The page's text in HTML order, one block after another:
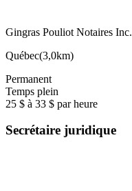
Gingras Pouliot Notaires Inc.
Québec(3,0km)
Permanent
Temps plein
25 $ à 33 $ par heure
Secrétaire juridique